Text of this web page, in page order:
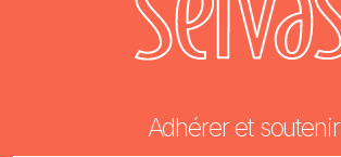
Adhérer et soutenir